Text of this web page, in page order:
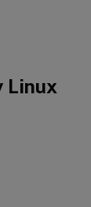
Linux